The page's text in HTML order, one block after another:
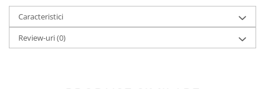
Caracteristici
Review-uri(0)